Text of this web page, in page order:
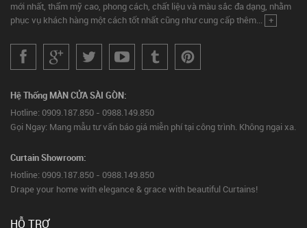
mới nhất, thẩm mỹ cao, phong cách, chất liệu và màu sắc đa dạng, nhằm
phục vụ khách hàng một cách tốt nhất cũng như cung cấp thêm... +
Hệ Thống MÀN CỬA SÀI GÒN:
Hotline: 0909.187.850 - 0988.149.850
Gọi Ngay: Mang mẫu tư vấn báo giá miễn phí tại công trình. Không ngại xa.
Curtain Showroom:
Hotline: 0909.187.850 - 0988.149.850
Drape your home with elegance & grace with beautiful Curtains!
HỖ TRỢ